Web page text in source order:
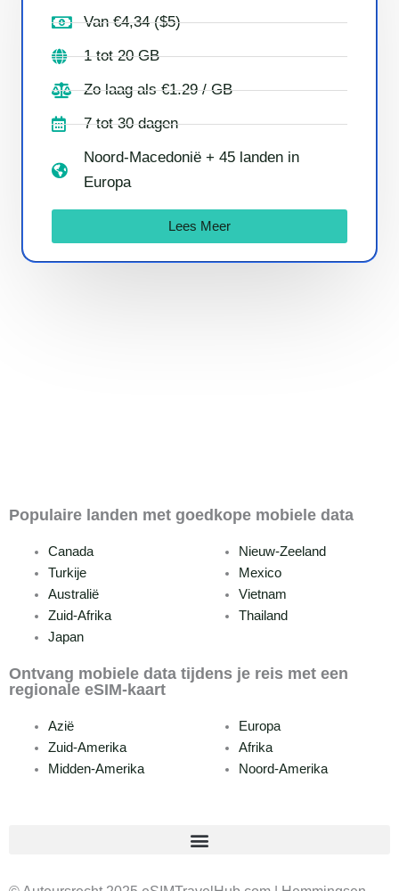
Van €4,34 ($5)
1 tot 20 GB
Zo laag als €1.29 / GB
7 tot 30 dagen
Noord-Macedonië + 45 landen in
Europa
Lees Meer
Populaire landen met goedkope mobiele data
Canada
Turkije
Australië
Zuid-Afrika
Japan
Nieuw-Zeeland
Mexico
Vietnam
Thailand
Ontvang mobiele data tijdens je reis met een
regionale eSIM-kaart
Azië
Zuid-Amerika
Midden-Amerika
Europa
Afrika
Noord-Amerika